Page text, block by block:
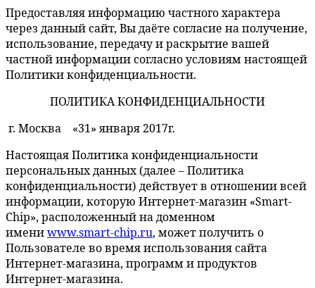
Предоставляя информацию частного характера
через данный сайт, Вы даёте согласие на получение,
использование, передачу и раскрытие вашей
частной информации согласно условиям настоящей
Политики конфиденциальности.
ПОЛИТИКА КОНФИДЕНЦИАЛЬНОСТИ
г. Москва «31» января 2017г.
Настоящая Политика конфиденциальности
персональных данных (далее – Политика
конфиденциальности) действует в отношении всей
информации, которую Интернет-магазин «Smart-
Chip», расположенный на доменном
имениwww.smart-chip.ru, может получить о
Пользователе во время использования сайта
Интернет-магазина, программ и продуктов
Интернет-магазина.